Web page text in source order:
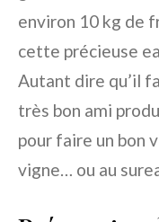
environ 10 kg de
cette précieuse
Autant dire qu’il
très bon ami
pour faire un bon
vigne… ou au